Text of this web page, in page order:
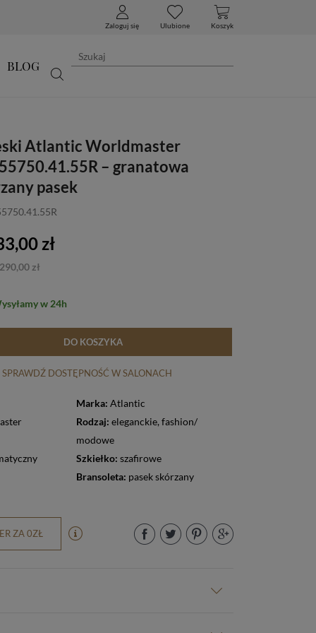
Zaloguj się Ulubione Koszyk
BLOG
Atlantic Worldmaster
– granatowa
pasek
zł
zł
w 24h
DO KOSZYKA
SPRAWDŹ DOSTĘPNOŚĆ W SALONACH
Marka: Atlantic
Rodzaj:eleganckie, fashion/
modowe
Szkiełko: szafirowe
Bransoleta: pasek skórzany
ZA 0ZŁ